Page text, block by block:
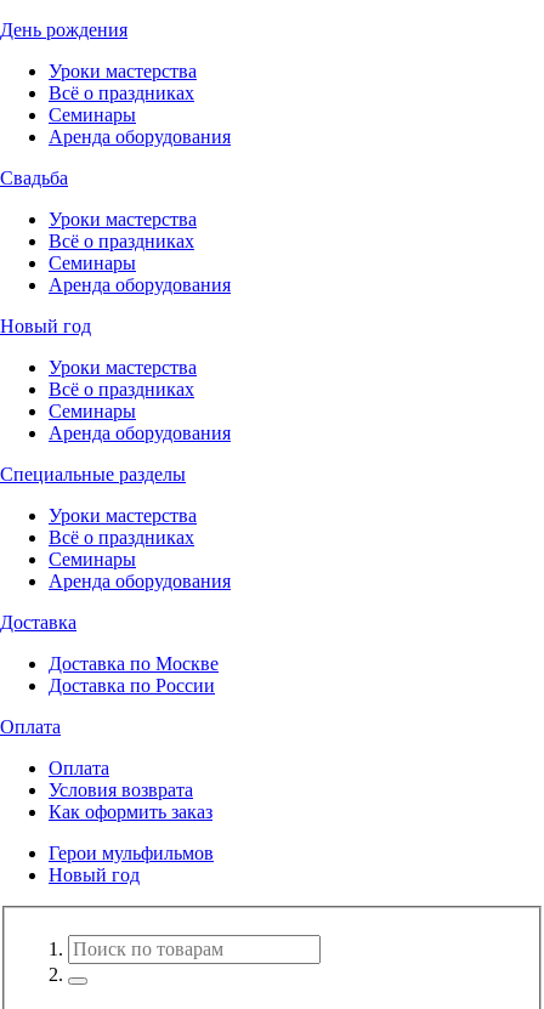
День рождения
Уроки мастерства
Всё о праздниках
Семинары
Аренда оборудования
Свадьба
Уроки мастерства
Всё о праздниках
Семинары
Аренда оборудования
Новый год
Уроки мастерства
Всё о праздниках
Семинары
Аренда оборудования
Специальные разделы
Уроки мастерства
Всё о праздниках
Семинары
Аренда оборудования
Доставка
Доставка по Москве
Доставка по России
Оплата
Оплата
Условия возврата
Как оформить заказ
Герои мульфильмов
Новый год